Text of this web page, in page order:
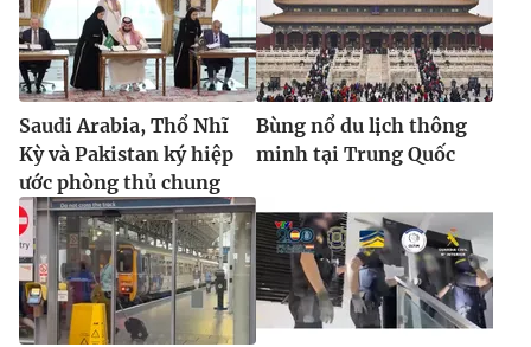
Saudi Arabia, Thổ Nhĩ
Kỳ và Pakistan ký hiệp
ước phòng thủ chung
Bùng nổ du lịch thông
minh tại Trung Quốc